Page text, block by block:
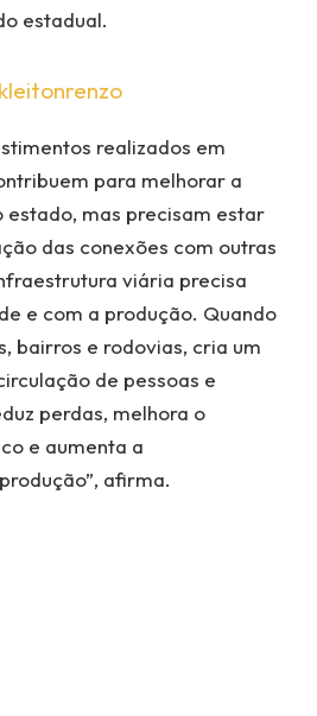
estadual.
realizados em
para melhorar a
estado, mas precisam estar
das conexões com outras
viária precisa
e com a produção. Quando
bairros e rodovias, cria um
de pessoas e
perdas, melhora o
e aumenta a
afirma.